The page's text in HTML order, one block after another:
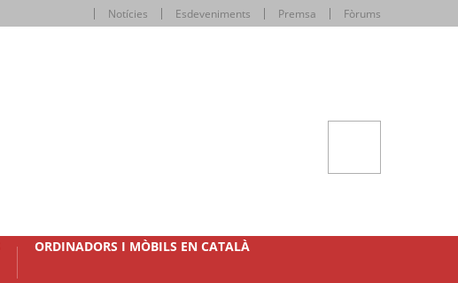
Notícies Esdeveniments Premsa Fòrums
ORDINADORS I MÒBILS EN CATALÀ